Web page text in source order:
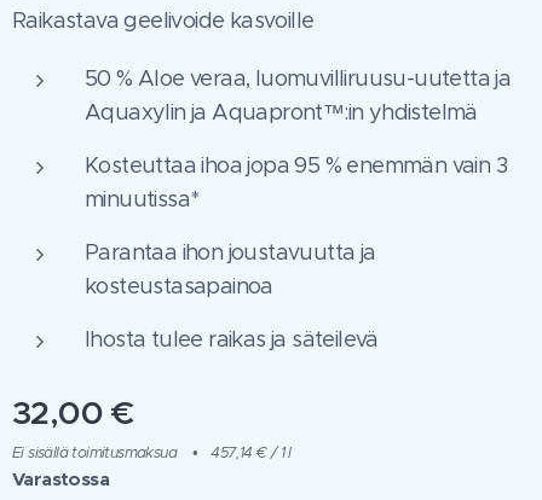
Raikastava geelivoide kasvoille
50 % Aloe veraa, luomuvilliruusu-uutetta ja
Aquaxylin ja Aquapront™:in yhdistelmä
Kosteuttaa ihoa jopa 95 % enemmän vain 3
minuutissa*
Parantaa ihon joustavuutta ja
kosteustasapainoa
Ihosta tulee raikas ja säteilevä
32,00 €
Ei sisällä toimitusmaksua 457,14 € / 1 l
Varastossa